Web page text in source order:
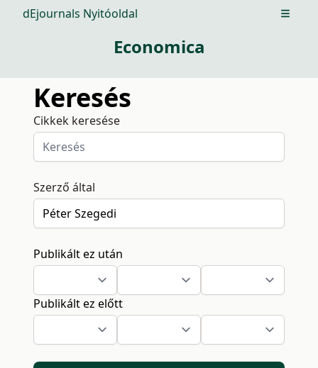
dEjournals Nyitóoldal Open
Economica
Keresés
Cikkek keresése
Szerző által
Publikált ez után
Publikált ez előtt